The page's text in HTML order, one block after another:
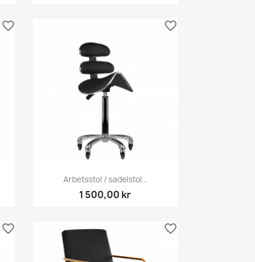
favorite_border
Snabbvy
Arbetsstol / sadelstol...
1 500,00 kr
favorite_border
favorite_border favorite_border